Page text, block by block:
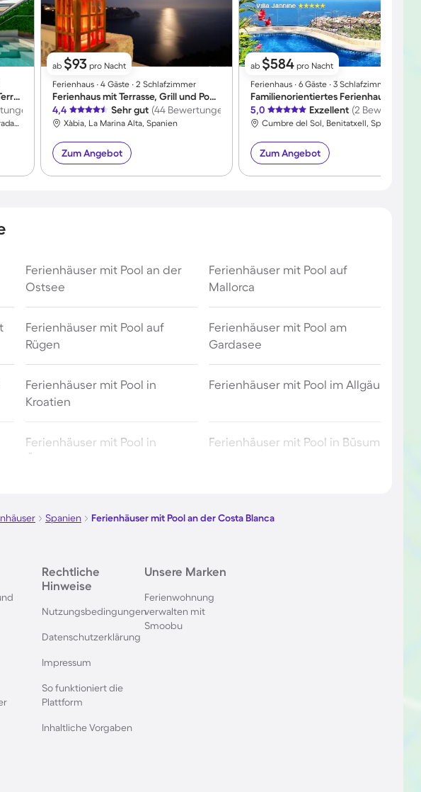
Ferienhaus mit Garten, Grill und Terrasse | Meerblick
Torre de la Horadada, Pilar de la Horadada, Spanien
ab $93 pro Nacht
Ferienhaus ∙ 4 Gäste ∙ 2 Schlafzimmer
Ferienhaus mit Terrasse, Grill und Pool | Meerblick
4,4
Sehr gut (44 Bewertungen)
Xàbia, La Marina Alta, Spanien
Zum Angebot
ab $584 pro Nacht
Ferienhaus ∙ 6 Gäste ∙ 3 Schlafzimmer
5,0
Exzellent (2 Bewertungen)
Cumbre del Sol, Benitatxell, Spanien
Zum Angebot
Ferienhäuser mit Pool an der
Ostsee
Ferienhäuser mit Pool auf
Mallorca
Ferienhäuser mit Pool auf
Rügen
Ferienhäuser mit Pool am
Gardasee
Ferienhäuser mit Pool in
Kroatien
Ferienhäuser mit Pool im Allgäu
Ferienhäuser mit Pool in
Ferienhäuser mit Pool in Büsum
Comer See
Schwarzwald
Oberstdorf
Ferienhäuser mit Pool in Italien
Ferienhäuser mit Pool in
Travemünde
Ferienhäuser mit Pool im
Spanien Ferienhäuser mit Pool an der Costa Blanca
Rechtliche
Hinweise
Nutzungsbedingungen
Datenschutzerklärung
Impressum
So funktioniert die
Plattform
Inhaltliche Vorgaben
Unsere Marken
Ferienwohnung
verwalten mit
Smoobu